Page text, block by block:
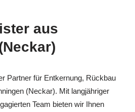
aus
Partner für Entkernung, Rückbau
(Neckar). Mit langjähriger
Team bieten wir Ihnen